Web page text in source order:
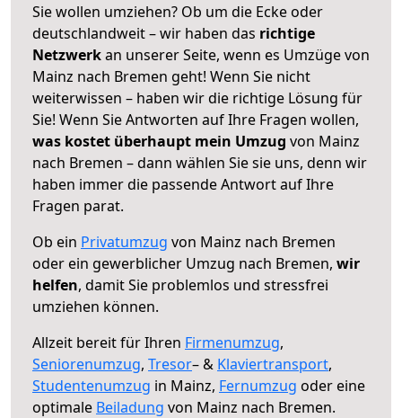
Sie wollen umziehen? Ob um die Ecke oder
deutschlandweit – wir haben das richtige
Netzwerkan unserer Seite, wenn es Umzüge von
Mainz nach Bremen geht! Wenn Sie nicht
weiterwissen – haben wir die richtige Lösung für
Sie! Wenn Sie Antworten auf Ihre Fragen wollen,
was kostet überhaupt mein Umzug von Mainz
nach Bremen – dann wählen Sie sie uns, denn wir
haben immer die passende Antwort auf Ihre
Fragen parat.
Ob ein Privatumzug von Mainz nach Bremen
oder ein gewerblicher Umzug nach Bremen, wir
helfen, damit Sie problemlos und stressfrei
umziehen können.
Allzeit bereit für Ihren Firmenumzug,
Seniorenumzug, Tresor– & Klaviertransport,
Studentenumzug in Mainz, Fernumzug oder eine
optimale Beiladung von Mainz nach Bremen.